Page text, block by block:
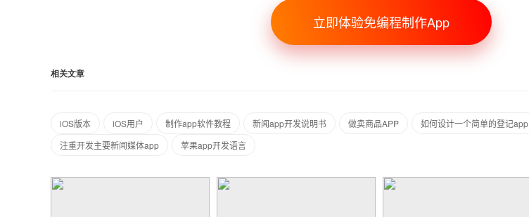
立即体验免编程制作App
相关文章
iOS版本 iOS用户 制作app软件教程 新闻app开发说明书 做卖商品APP 如何设计一个简单的登记app
注重开发主要新闻媒体app
苹果app开发语言